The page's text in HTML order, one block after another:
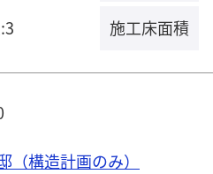
施工床面積
（構造計画のみ）